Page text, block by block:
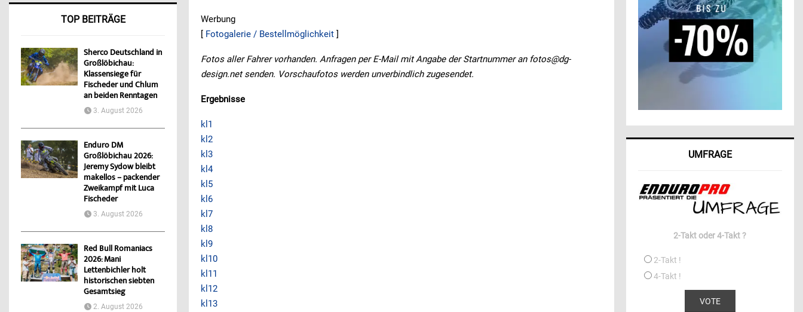
Werbung
[ Fotogalerie / Bestellmöglichkeit ]
Fotos aller Fahrer vorhanden. Anfragen per E-Mail mit Angabe der Startnummer an fotos@dg-
design.net senden. Vorschaufotos werden unverbindlich zugesendet.
Ergebnisse
kl1
kl2
kl3
kl4
kl5
kl6
kl7
kl8
kl9
kl10
kl11
kl12
kl13
TOP BEITRÄGE
Sherco Deutschland in
Großlöbichau:
Klassensiege für
Fischeder und Chlum
an beiden Renntagen
3. August 2026
Enduro DM
Großlöbichau 2026:
Jeremy Sydow bleibt
makellos – packender
Zweikampf mit Luca
Fischeder
3. August 2026
Red Bull Romaniacs
2026: Mani
Lettenbichler holt
historischen siebten
Gesamtsieg
2. August 2026
UMFRAGE
2-Takt oder 4-Takt ?
2-Takt !
4-Takt !